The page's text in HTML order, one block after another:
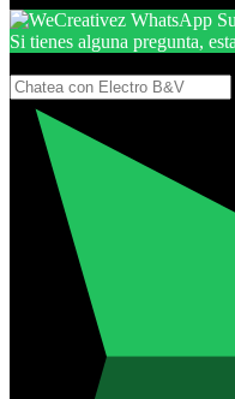
Si tienes alguna pregunta,